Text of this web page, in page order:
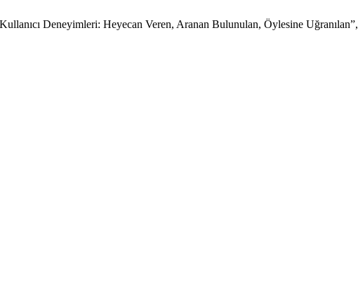
Deneyimleri: Heyecan Veren, Aranan Bulunulan, Öylesine Uğranılan”,